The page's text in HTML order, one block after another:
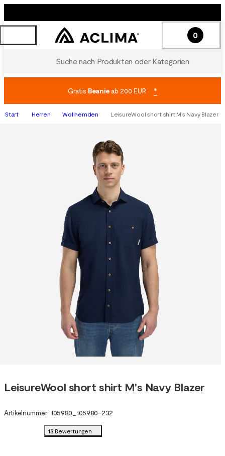
Suche nach Produkten oder Kategorien
0
Gratis Beanieab 200 EUR *
Start Herren Wollhemden LeisureWool short shirt M's Navy Blazer
LeisureWool short shirt M's Navy Blazer
Artikelnummer: 105980 105980-232
13 Bewertungen